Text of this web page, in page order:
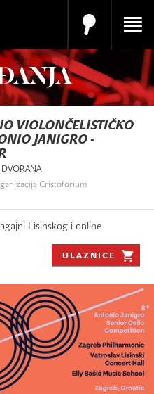
VIOLONČELISTIČKO
JANIGRO -
DVORANA
Cristoforium
Lisinskog i online
ULAZNICE